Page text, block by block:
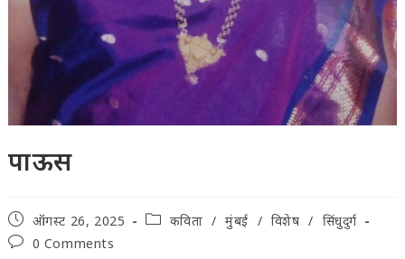
पाऊस
Post
published:
ऑगस्ट 26, 2025
Postकविता / मुंबई / विशेष / सिंधुदुर्ग
Post0 Comments